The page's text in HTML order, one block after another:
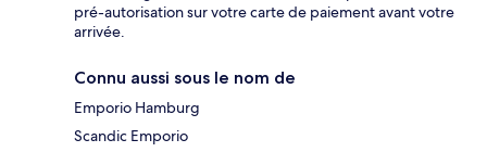
pré-autorisation sur votre carte de paiement avant votre
arrivée.
Connu aussi sous le nom de
Emporio Hamburg
Scandic Emporio